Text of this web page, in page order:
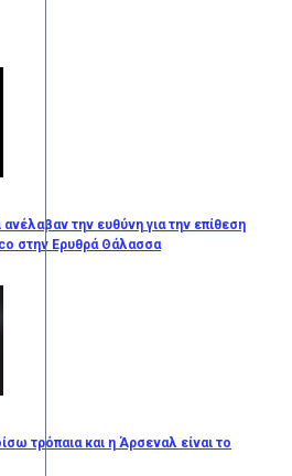
την ευθύνη για την επίθεση
στην Ερυθρά Θάλασσα
τρόπαια και η Άρσεναλ είναι το